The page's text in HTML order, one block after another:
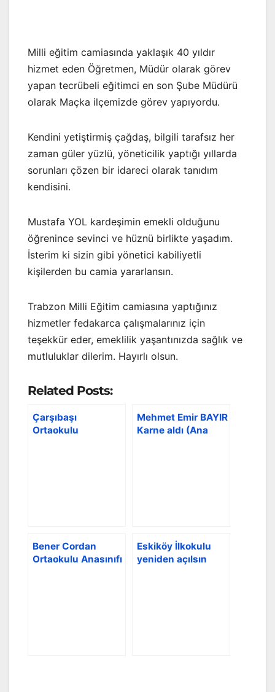
Milli eğitim camiasında yaklaşık 40 yıldır
hizmet eden Öğretmen, Müdür olarak görev
yapan tecrübeli eğitimci en son Şube Müdürü
olarak Maçka ilçemizde görev yapıyordu.
Kendini yetiştirmiş çağdaş, bilgili tarafsız her
zaman güler yüzlü, yöneticilik yaptığı yıllarda
sorunları çözen bir idareci olarak tanıdım
kendisini.
Mustafa YOL kardeşimin emekli olduğunu
öğrenince sevinci ve hüznü birlikte yaşadım.
İsterim ki sizin gibi yönetici kabiliyetli
kişilerden bu camia yararlansın.
Trabzon Milli Eğitim camiasına yaptığınız
hizmetler fedakarca çalışmalarınız için
teşekkür eder, emeklilik yaşantınızda sağlık ve
mutluluklar dilerim. Hayırlı olsun.
Related Posts:
Çarşıbaşı
Ortaokulu
Mehmet Emir BAYIR
Karne aldı (Ana
Bener Cordan
Ortaokulu Anasınıfı
Eskiköy İlkokulu
yeniden açılsın